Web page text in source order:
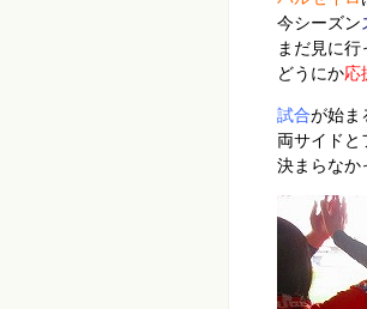
今シーズン
まだ見に行
どうにか応
試合が始ま
両サイドと
決まらなか